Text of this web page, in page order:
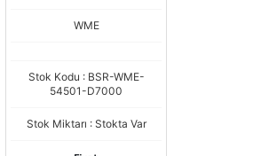
WME
Stok Kodu : BSR-WME-
54501-D7000
Stok Miktarı : Stokta Var